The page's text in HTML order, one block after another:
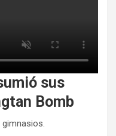
sus
Bomb
gimnasios.